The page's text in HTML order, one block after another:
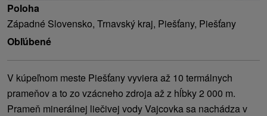
Poloha
Západné Slovensko, Trnavský kraj, Piešťany, Piešťany
Obľúbené
V kúpeľnom meste Piešťany vyviera až 10 termálnych
prameňov a to zo vzácneho zdroja až z hĺbky 2 000 m.
Prameň minerálnej liečivej vody Vajcovka sa nachádza v